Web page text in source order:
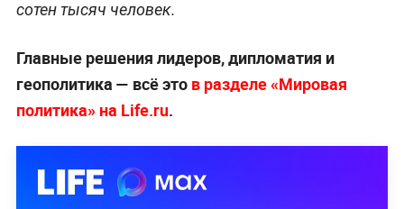
сотен тысяч человек.
Главные решения лидеров, дипломатия и
геополитика — всё это в разделе «Мировая
политика» на Life.ru.